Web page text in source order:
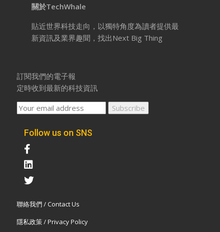
關於TechWhale
貼近世界科技走向，以獨特角度為讀者提供最
新資訊及業界趣聞，找出Next Big Thing
訂閱我們的電子報
定時收到最新的科技資訊
Follow us on SNS
聯絡我們 / Contact Us
隱私政策 / Privacy Policy